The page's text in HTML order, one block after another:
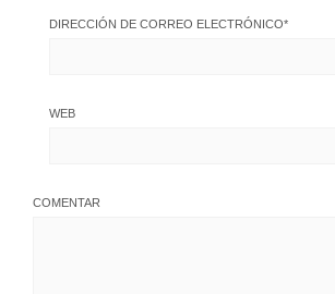
DIRECCIÓN DE CORREO ELECTRÓNICO*
WEB
COMENTAR